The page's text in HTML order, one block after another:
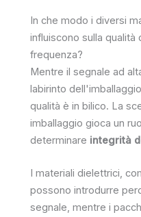
In che modo i diversi
influiscono sulla qualità
frequenza?
Mentre il segnale ad
labirinto
qualità è in bilico. La
imballaggio gioca un
determinare integrità
I materiali dielettrici,
possono introdurre
segnale, mentre i